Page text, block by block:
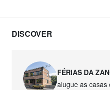
DISCOVER
FÉRIAS DA
alugue as